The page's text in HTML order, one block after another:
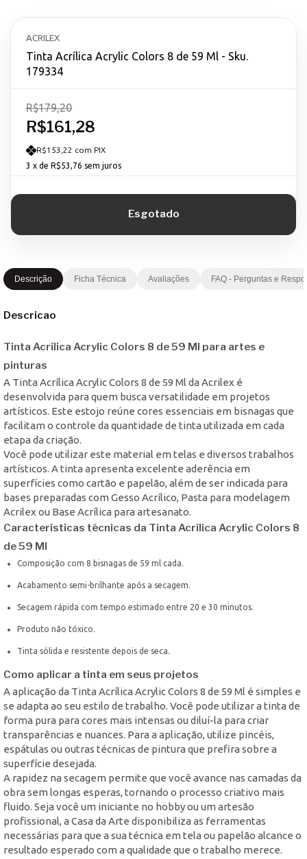
ACRILEX
Tinta Acrílica Acrylic Colors 8 de 59 Ml - Sku.
179334
R$161,28
R$179,20
R$153,22 com PIX
3 x de R$53,76 sem juros
Descrição Ficha Técnica Avaliações FAQ - Perguntas e
Descricao
Tinta Acrílica Acrylic Colors 8 de 59 Ml para artes e
pinturas
A Tinta Acrílica Acrylic Colors 8 de 59 Ml da Acrilex é
desenvolvida para quem busca versatilidade em projetos
artísticos. Este estojo reúne cores essenciais em bisnagas que
facilitam o controle da quantidade de tinta utilizada em cada
etapa da criação.
Você pode utilizar este material em telas e diversos trabalhos
artísticos. A tinta apresenta excelente aderência em
superfícies como cartão e papelão, além de ser indicada para
bases preparadas com Gesso Acrílico, Pasta para modelagem
Acrilex ou Base Acrílica para artesanato.
Características técnicas da Tinta Acrílica Acrylic Colors 8
de 59 Ml
Composição com 8 bisnagas de 59 ml cada.
Acabamento semi-brilhante após a secagem.
Secagem rápida com tempo estimado entre 20 e 30 minutos.
Produto não tóxico.
Tinta sólida e resistente depois de seca.
Como aplicar a tinta em seus projetos
A aplicação da Tinta Acrílica Acrylic Colors 8 de 59 Ml é simples e
se adapta ao seu estilo de trabalho. Você pode utilizar a tinta de
forma pura para cores mais intensas ou diluí-la para criar
transparências e nuances. Para a aplicação, utilize pincéis,
espátulas ou outras técnicas de pintura que prefira sobre a
superfície desejada.
A rapidez na secagem permite que você avance nas camadas da
obra sem longas esperas, tornando o processo criativo mais
fluido. Seja você um iniciante no hobby ou um artesão
profissional, a Casa da Arte disponibiliza as ferramentas
necessárias para que a sua técnica em tela ou papelão alcance o
resultado esperado com a qualidade que o trabalho merece.